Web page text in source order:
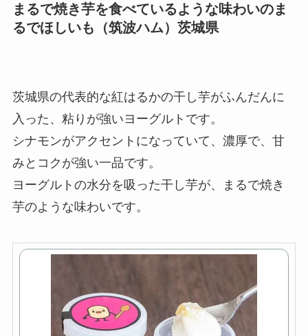
まるで焼き芋を食べているような味わいのま
るでほしいも（筑波ハム）茨城県
茨城県の代表的な紅はるかの干し芋がふんだんに
入った、粘りが強いヨーグルトです。
シナモンがアクセントになっていて、濃厚で、甘
みとコクが強い一品です。
ヨーグルトの水分を吸った干し芋が、まるで焼き
芋のような味わいです。